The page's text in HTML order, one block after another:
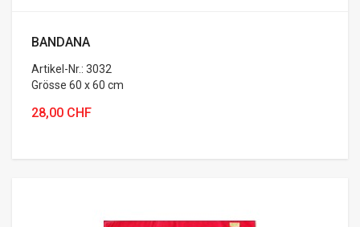
BANDANA
Artikel-Nr.: 3032
Grösse 60 x 60 cm
28,00 CHF